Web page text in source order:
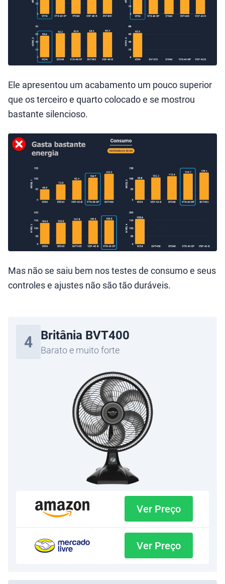
Ele apresentou um acabamento um pouco superior
que os terceiro e quarto colocado e se mostrou
bastante silencioso.
Mas não se saiu bem nos testes de consumo e seus
controles e ajustes não são tão duráveis.
4 Britânia BVT400
Barato e muito forte
Ver Preço
Ver Preço